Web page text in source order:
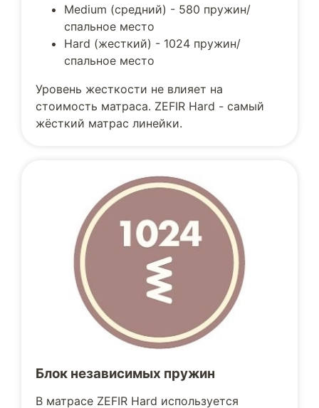
Medium (средний) - 580 пружин/
спальное место
Hard (жесткий) - 1024 пружин/
спальное место
Уровень жесткости не влияет на
стоимость матраса. ZEFIR Hard - самый
жёсткий матрас линейки.
Блок независимых пружин
В матрасе ZEFIR Hard используется